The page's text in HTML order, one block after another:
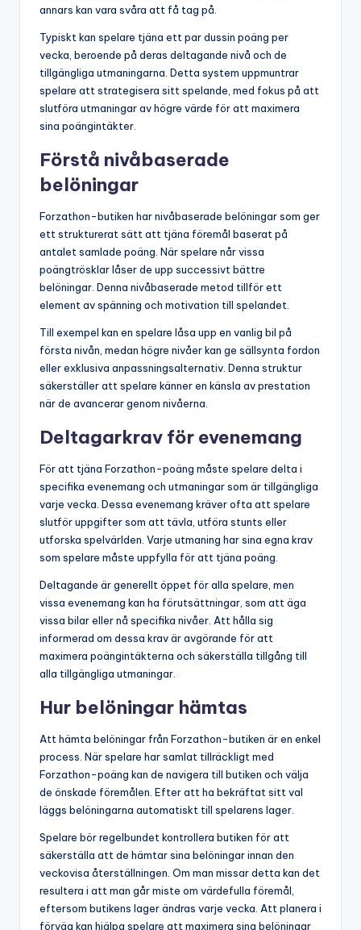
annars kan vara svåra att få tag på.
Typiskt kan spelare tjäna ett par dussin poäng per
vecka, beroende på deras deltagande nivå och de
tillgängliga utmaningarna. Detta system uppmuntrar
spelare att strategisera sitt spelande, med fokus på att
slutföra utmaningar av högre värde för att maximera
sina poängintäkter.
Förstå nivåbaserade
belöningar
Forzathon-butiken har nivåbaserade belöningar som ger
ett strukturerat sätt att tjäna föremål baserat på
antalet samlade poäng. När spelare når vissa
poängtrösklar låser de upp successivt bättre
belöningar. Denna nivåbaserade metod tillför ett
element av spänning och motivation till spelandet.
Till exempel kan en spelare låsa upp en vanlig bil på
första nivån, medan högre nivåer kan ge sällsynta fordon
eller exklusiva anpassningsalternativ. Denna struktur
säkerställer att spelare känner en känsla av prestation
när de avancerar genom nivåerna.
Deltagarkrav för evenemang
För att tjäna Forzathon-poäng måste spelare delta i
specifika evenemang och utmaningar som är tillgängliga
varje vecka. Dessa evenemang kräver ofta att spelare
slutför uppgifter som att tävla, utföra stunts eller
utforska spelvärlden. Varje utmaning har sina egna krav
som spelare måste uppfylla för att tjäna poäng.
Deltagande är generellt öppet för alla spelare, men
vissa evenemang kan ha förutsättningar, som att äga
vissa bilar eller nå specifika nivåer. Att hålla sig
informerad om dessa krav är avgörande för att
maximera poängintäkterna och säkerställa tillgång till
alla tillgängliga utmaningar.
Hur belöningar hämtas
Att hämta belöningar från Forzathon-butiken är en enkel
process. När spelare har samlat tillräckligt med
Forzathon-poäng kan de navigera till butiken och välja
de önskade föremålen. Efter att ha bekräftat sitt val
läggs belöningarna automatiskt till spelarens lager.
Spelare bör regelbundet kontrollera butiken för att
säkerställa att de hämtar sina belöningar innan den
veckovisa återställningen. Om man missar detta kan det
resultera i att man går miste om värdefulla föremål,
eftersom butikens lager ändras varje vecka. Att planera i
förväg kan hjälpa spelare att maximera sina belöningar